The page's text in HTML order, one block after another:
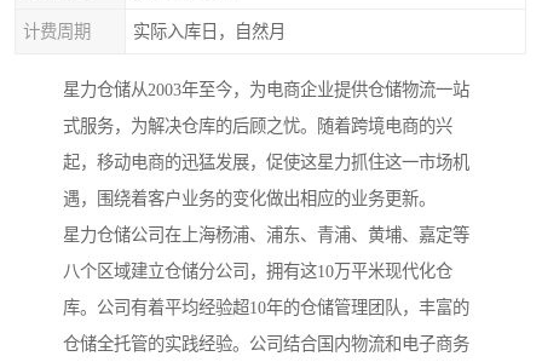
计费周期 实际入库日，自然月
星力仓储从2003年至今，为电商企业提供仓储物流一站
式服务，为解决仓库的后顾之忧。随着跨境电商的兴
起，移动电商的迅猛发展，促使这星力抓住这一市场机
遇，围绕着客户业务的变化做出相应的业务更新。
星力仓储公司在上海杨浦、浦东、青浦、黄埔、嘉定等
八个区域建立仓储分公司，拥有这10万平米现代化仓
库。公司有着平均经验超10年的仓储管理团队，丰富的
仓储全托管的实践经验。公司结合国内物流和电子商务